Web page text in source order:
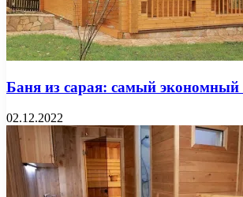
Баня из сарая: самый экономный
02.12.2022